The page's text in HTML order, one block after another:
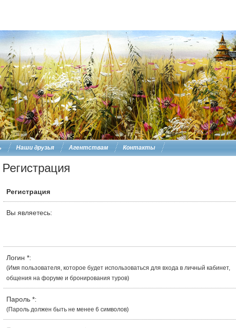
Наши друзья Агентствам Контакты
Регистрация
Регистрация
Вы являетесь:
Логин *:
(Имя пользователя, которое будет использоваться для входа в личный кабинет,
общения на форуме и бронирования туров)
Пароль *:
(Пароль должен быть не менее 6 символов)